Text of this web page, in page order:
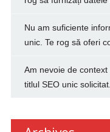
Nu am suficiente
unic. Te rog să oferi
Am nevoie de
titlul SEO unic solicitat.